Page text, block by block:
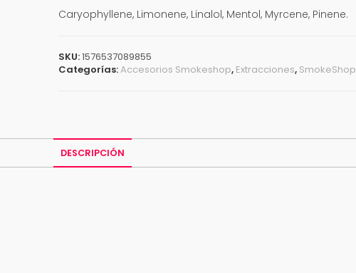
Caryophyllene, Limonene, Linalol, Mentol, Myrcene, Pinene.
SKU:1576537089855
Categorías:Accesorios Smokeshop, Extracciones, SmokeShop
DESCRIPCIÓN